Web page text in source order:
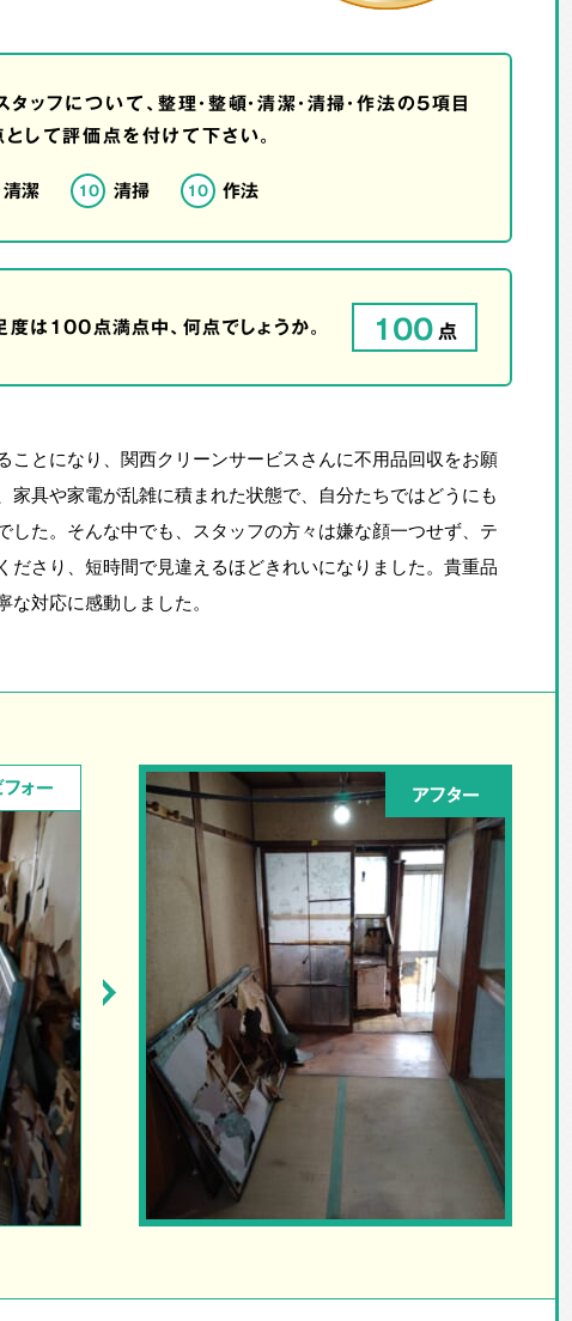
ッフについて、整理・整頓・清潔・清掃・作法の5項目
して評価点を付けて下さい。
清潔 10 清掃 10 作法
は100点満点中、何点でしょうか。 100 点
ことになり、関西クリーンサービスさんに不用品回収をお願
家具や家電が乱雑に積まれた状態で、自分たちではどうにも
した。そんな中でも、スタッフの方々は嫌な顔一つせず、テ
ださり、短時間で見違えるほどきれいになりました。貴重品
対応に感動しました。
フォー アフター